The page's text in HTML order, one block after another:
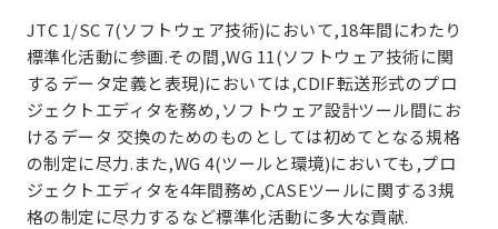
JTC 1/SC 7(ソフトウェア技術)において,18年間にわたり
標準化活動に参画.その間,WG 11(ソフトウェア技術に関
するデータ定義と表現)においては,CDIF転送形式のプロ
ジェクトエディタを務め,ソフトウェア設計ツール間にお
けるデータ 交換のためのものとしては初めてとなる規格
の制定に尽力.また,WG 4(ツールと環境)においても,プロ
ジェクトエディタを4年間務め,CASEツールに関する3規
格の制定に尽力するなど標準化活動に多大な貢献.